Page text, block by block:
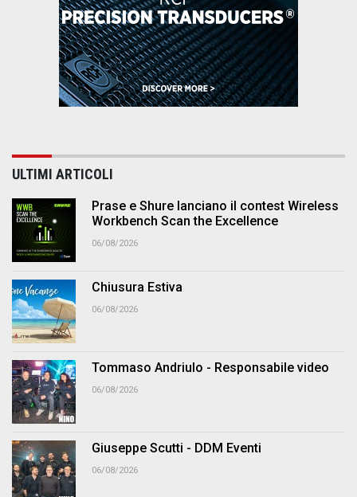
ULTIMI ARTICOLI
Prase e Shure lanciano il contest Wireless
Workbench Scan the Excellence
06/08/2026
Chiusura Estiva
06/08/2026
Tommaso Andriulo - Responsabile video
06/08/2026
Giuseppe Scutti - DDM Eventi
06/08/2026